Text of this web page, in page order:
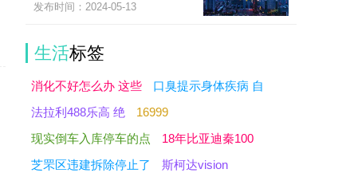
发布时间：2024-05-13
生活标签
消化不好怎么办 这些
口臭提示身体疾病 自
法拉利488乐高 绝
16999
现实倒车入库停车的点
18年比亚迪秦100
芝罘区违建拆除停止了
斯柯达vision